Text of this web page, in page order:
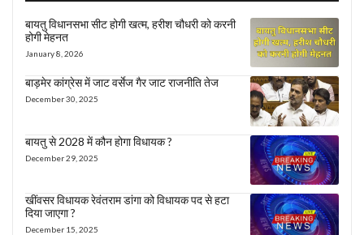
बायतु विधानसभा सीट होगी खत्म, हरीश चौधरी को करनी
होगी मेहनत
January 8, 2026
बाड़मेर कांग्रेस में जाट वर्सेज गैर जाट राजनीति तेज
December 30, 2025
बायतु से 2028 में कौन होगा विधायक ?
December 29, 2025
खींवसर विधायक रेवंतराम डांगा को विधायक पद से हटा
दिया जाएगा ?
December 15, 2025